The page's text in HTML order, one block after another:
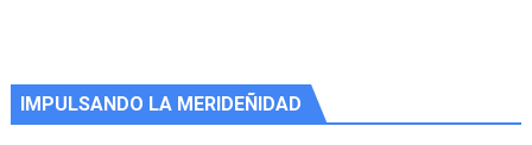
IMPULSANDO LA MERIDEÑIDAD